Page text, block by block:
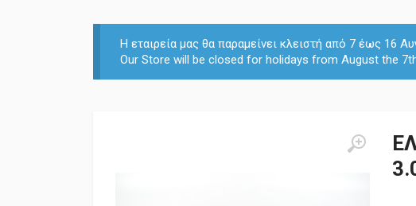
Η εταιρεία μας θα παραμείνει κλειστή από 7 έως 16
Our Store will be closed for holidays from August the